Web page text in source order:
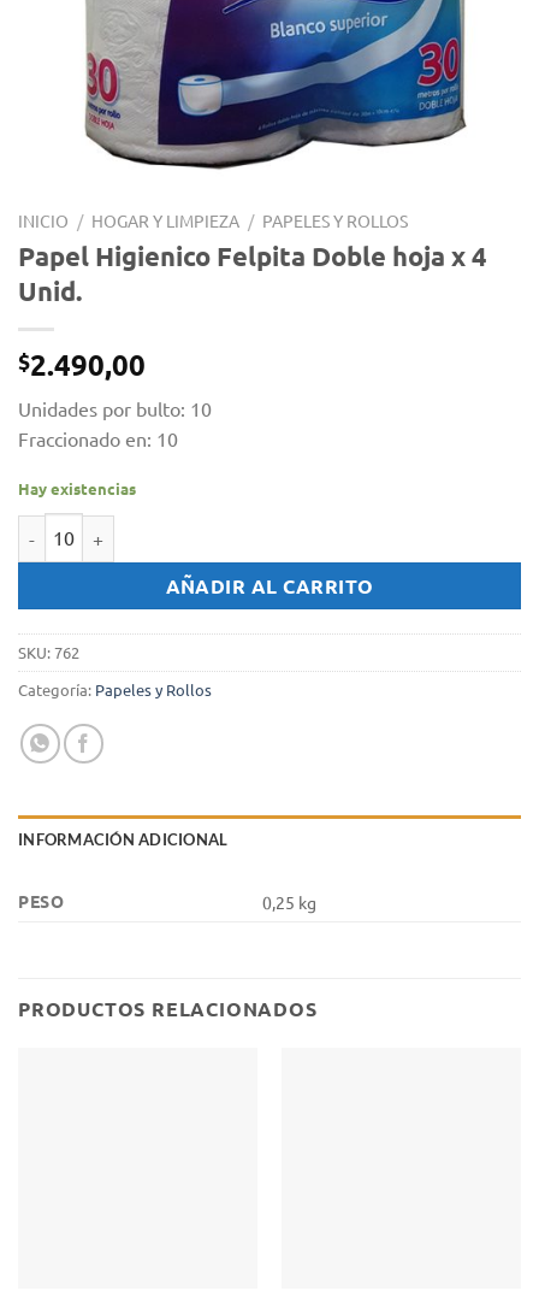
INICIO / HOGAR Y LIMPIEZA / PAPELES Y ROLLOS
Papel Higienico Felpita Doble hoja x 4
Unid.
$2.490,00
Unidades por bulto: 10
Fraccionado en: 10
Hay existencias
Papel Higienico Felpita Doble hoja x 4 Unid. cantidad
AÑADIR AL CARRITO
SKU:762
Categoría: Papeles y Rollos
INFORMACIÓN ADICIONAL
PESO 0,25 kg
PRODUCTOS RELACIONADOS